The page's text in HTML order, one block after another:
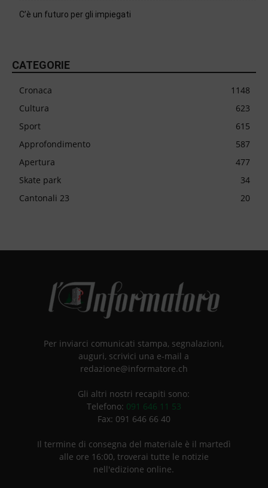
C’è un futuro per gli impiegati
CATEGORIE
Cronaca
1148
Cultura
623
Sport
615
Approfondimento
587
Apertura
477
Skate park
34
Cantonali 23
20
Per inviarci comunicati stampa, segnalazioni,
auguri, scrivici una e-mail a
redazione@informatore.ch
Gli altri nostri recapiti sono:
Telefono: 091 646 11 53
Fax: 091 646 66 40
Il termine di consegna del materiale è il martedì
alle ore 16:00, troverai tutte le notizie
nell'edizione online.